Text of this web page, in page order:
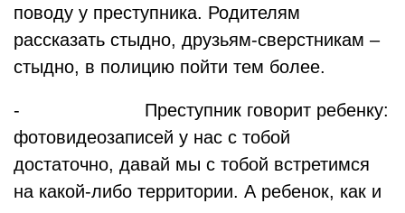
поводу у преступника. Родителям
рассказать стыдно, друзьям-сверстникам –
стыдно, в полицию пойти тем более.
- Преступник говорит ребенку:
фотовидеозаписей у нас с тобой
достаточно, давай мы с тобой встретимся
на какой-либо территории. А ребенок, как и